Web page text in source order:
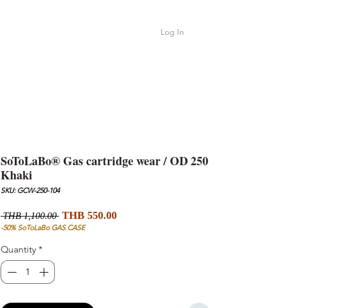
Log In
SoToLaBo® Gas cartridge wear / OD 250
Khaki
SKU: GCW-250-104
THB 1,100.00 Regular
Price
THB 550.00Sale
-50% SoToLaBo GAS CASE
Quantity *